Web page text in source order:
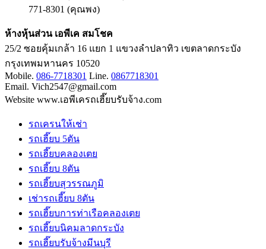
771-8301 (คุณพง)
ห้างหุ้นส่วน เอพีเค สมโชค
25/2 ซอยคุ้มเกล้า 16 แยก 1 แขวงลำปลาทิว เขตลาดกระบัง
กรุงเทพมหานคร 10520
Mobile. 086-7718301 Line. 0867718301
Email. Vich2547@gmail.com
Website www.เอพีเครถเฮี๊ยบรับจ้าง.com
รถเครนให้เช่า
รถเฮี๊ยบ 5ตัน
รถเฮี๊ยบคลองเตย
รถเฮี๊ยบ 8ตัน
รถเฮี๊ยบสุวรรณภูมิ
เช่ารถเฮี๊ยบ 8ตัน
รถเฮี๊ยบการท่าเรือคลองเตย
รถเฮี๊ยบนิคมลาดกระบัง
รถเฮี๊ยบรับจ้างมีนบุรี